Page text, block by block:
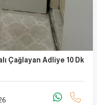
Çağlayan Adliye 10 Dk